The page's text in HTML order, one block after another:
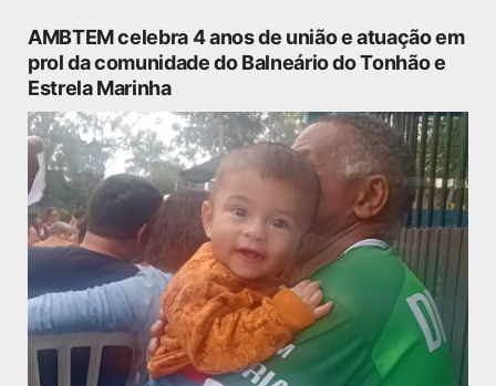
AMBTEM celebra 4 anos de união e atuação em
prol da comunidade do Balneário do Tonhão e
Estrela Marinha